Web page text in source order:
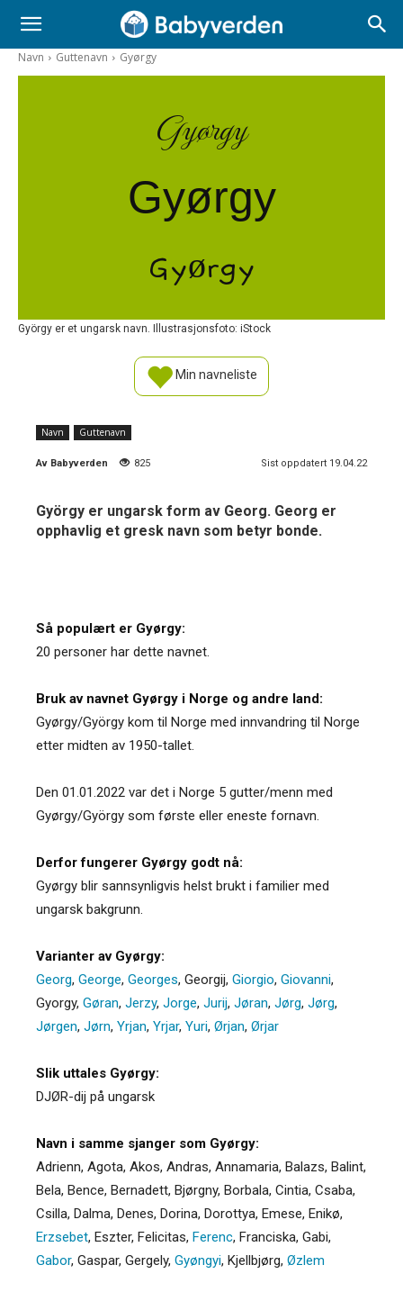
Navn Guttenavn Gyørgy
Gyørgy
Gyørgy
Gyørgy
György er et ungarsk navn. Illustrasjonsfoto: iStock
Min navneliste
Navn Guttenavn
Av Babyverden 825 Sist oppdatert 19.04.22
György er ungarsk form av Georg. Georg er
opphavlig et gresk navn som betyr bonde.
Så populært er Gyørgy:
20 personer har dette navnet.
Bruk av navnet Gyørgy i Norge og andre land:
Gyørgy/György kom til Norge med innvandring til Norge
etter midten av 1950-tallet.
Den 01.01.2022 var det i Norge 5 gutter/menn med
Gyørgy/György som første eller eneste fornavn.
Derfor fungerer Gyørgy godt nå:
Gyørgy blir sannsynligvis helst brukt i familier med
ungarsk bakgrunn.
Varianter av Gyørgy:
Georg, George, Georges, Georgij, Giorgio, Giovanni,
Gyorgy, Gøran, Jerzy, Jorge, Jurij, Jøran, Jørg, Jørg,
Jørgen, Jørn, Yrjan, Yrjar, Yuri, Ørjan, Ørjar
Slik uttales Gyørgy:
DJØR-dij på ungarsk
Navn i samme sjanger som Gyørgy:
Adrienn, Agota, Akos, Andras, Annamaria, Balazs, Balint,
Bela, Bence, Bernadett, Bjørgny, Borbala, Cintia, Csaba,
Csilla, Dalma, Denes, Dorina, Dorottya, Emese, Enikø,
Erzsebet, Eszter, Felicitas, Ferenc, Franciska, Gabi,
Gabor, Gaspar, Gergely, Gyøngyi, Kjellbjørg, Øzlem